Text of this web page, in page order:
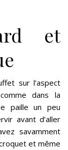
et
sur l’aspect
dans la
paille un peu
avant d’aller
savamment
et même